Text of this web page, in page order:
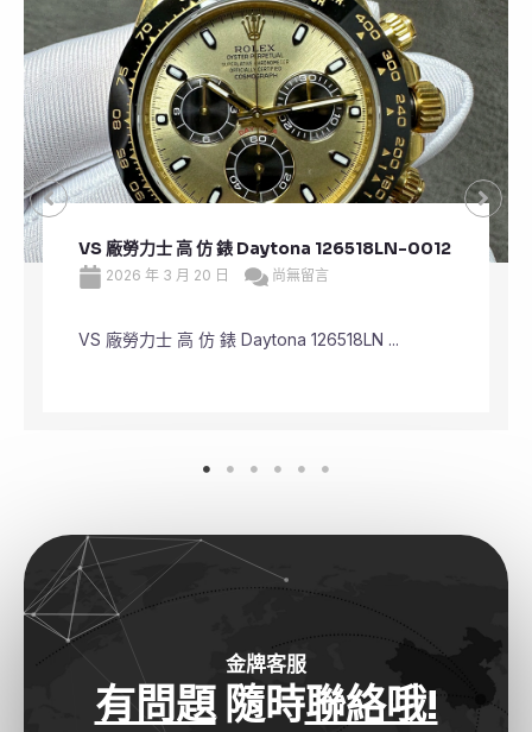
VS 廠勞力士 高 仿 錶 Daytona 126518LN-0012
2026 年 3 月 20 日 尚無留言
VS 廠勞力士 高 仿 錶 Daytona 126518LN ...
金牌客服
有問題隨時聯絡哦!